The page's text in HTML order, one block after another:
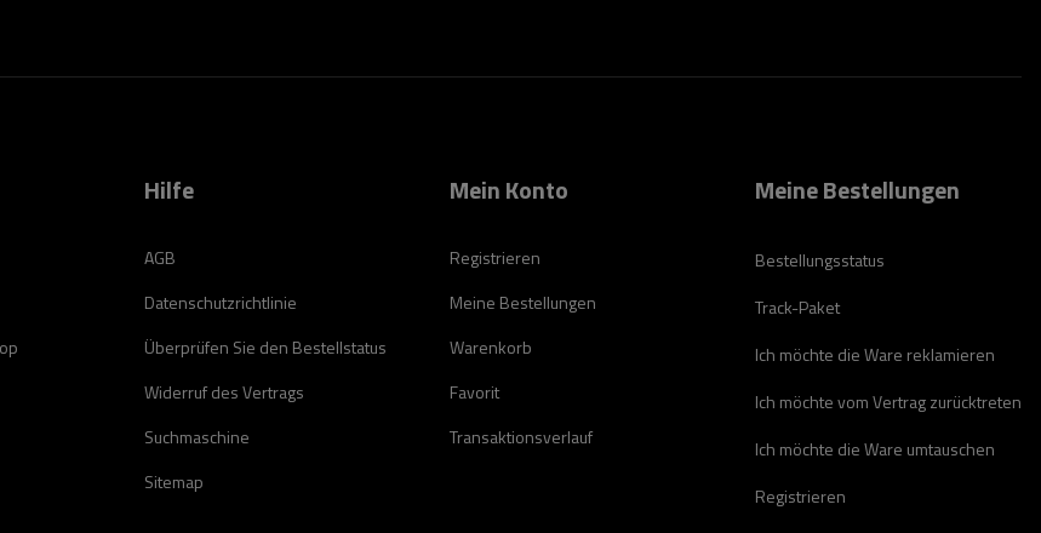
Hilfe
AGB
Datenschutzrichtlinie
Überprüfen Sie den Bestellstatus
Widerruf des Vertrags
Suchmaschine
Sitemap
Mein Konto
Registrieren
Meine Bestellungen
Warenkorb
Favorit
Transaktionsverlauf
Meine Bestellungen
Bestellungsstatus
Track-Paket
Ich möchte die Ware reklamieren
Ich möchte vom Vertrag zurücktreten
Ich möchte die Ware umtauschen
Registrieren